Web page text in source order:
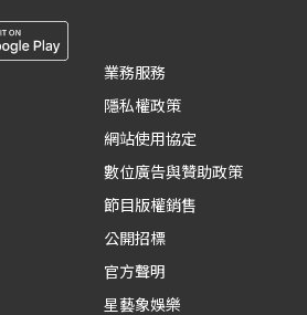
業務服務
隱私權政策
網站使用協定
數位廣告與贊助政策
節目版權銷售
公開招標
官方聲明
星藝象娛樂